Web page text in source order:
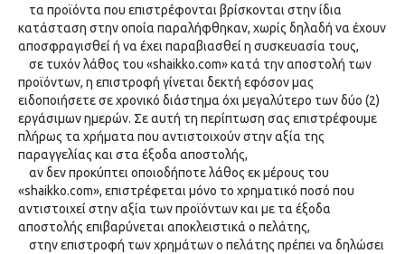
τα προϊόντα που επιστρέφονται βρίσκονται στην ίδια
κατάσταση στην οποία παραλήφθηκαν, χωρίς δηλαδή να έχουν
αποσφραγισθεί ή να έχει παραβιασθεί η συσκευασία τους,
σε τυχόν λάθος του «shaikko.com» κατά την αποστολή των
προϊόντων, η επιστροφή γίνεται δεκτή εφόσον μας
ειδοποιήσετε σε χρονικό διάστημα όχι μεγαλύτερο των δύο (2)
εργάσιμων ημερών. Σε αυτή τη περίπτωση σας επιστρέφουμε
πλήρως τα χρήματα που αντιστοιχούν στην αξία της
παραγγελίας και στα έξοδα αποστολής,
αν δεν προκύπτει οποιοδήποτε λάθος εκ μέρους του
«shaikko.com», επιστρέφεται μόνο το χρηματικό ποσό που
αντιστοιχεί στην αξία των προϊόντων και με τα έξοδα
αποστολής επιβαρύνεται αποκλειστικά ο πελάτης,
στην επιστροφή των χρημάτων ο πελάτης πρέπει να δηλώσει